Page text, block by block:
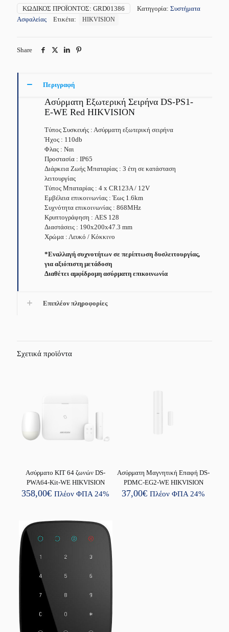
ΚΩΔΙΚΌΣ ΠΡΟΪΌΝΤΟΣ: GRD01386 Κατηγορία: Συστήματα
Ασφαλείας
Ετικέτα: HIKVISION
Share
Περιγραφή
Ασύρματη Εξωτερική Σειρήνα DS-PS1-
E-WE Red HIKVISION
Τύπος Συσκευής : Ασύρματη εξωτερική σειρήνα
Ήχος : 110db
Φλας : Ναι
Προστασία : IP65
Διάρκεια Ζωής Μπαταρίας : 3 έτη σε κατάσταση
λειτουργίας
Τύπος Μπαταρίας : 4 x CR123A / 12V
Εμβέλεια επικοινωνίας : Έως 1.6km
Συχνότητα επικοινωνίας : 868MHz
Κρυπτογράφηση : AES 128
Διαστάσεις : 190x200x47.3 mm
Χρώμα : Λευκό / Κόκκινο
*Εναλλαγή συχνοτήτων σε περίπτωση δυσλειτουργίας,
για αξιόπιστη μετάδοση
Διαθέτει αμφίδρομη ασύρματη επικοινωνία
Επιπλέον πληροφορίες
Σχετικά προϊόντα
Ασύρματο KIT 64 ζωνών DS-
PWA64-Kit-WE HIKVISION
358,00€ Πλέον ΦΠΑ 24%
Ασύρματη Μαγνητική Επαφή DS-
PDMC-EG2-WE HIKVISION
37,00€ Πλέον ΦΠΑ 24%